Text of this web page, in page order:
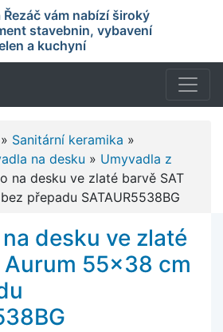
Řezáč vám nabízí široký
stavebnin, vybavení
a kuchyní
» Sanitární keramika »
na desku » Umyvadla z
na desku ve zlaté barvě SAT
přepadu SATAUR5538BG
desku ve zlaté
Aurum 55x38 cm